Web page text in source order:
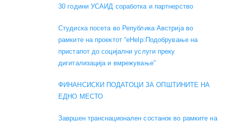
30 години УСАИД соработка и партнерство
Студиска посета во Република Австрија во
рамките на проектот “eHelp:Подобрување на
пристапот до социјални услуги преку
дигитализација и вмрежување”
ФИНАНСИСКИ ПОДАТОЦИ ЗА ОПШТИНИТЕ НА
ЕДНО МЕСТО
Завршен транснационален состанок во рамките на